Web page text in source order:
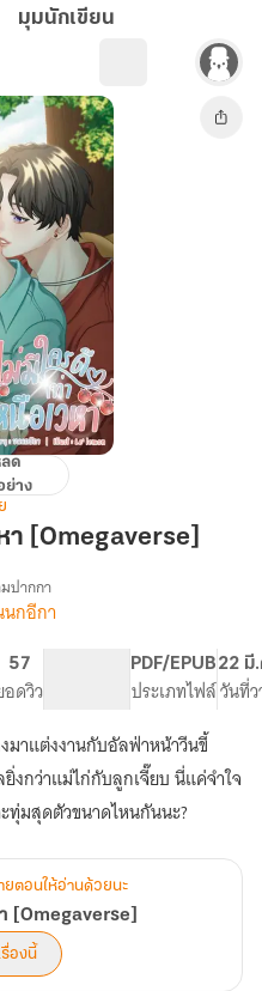
มุมนักเขียน
ลด
ย่าง
า [Omegaverse]
อง
ร
า
หา
ปากกา
กอีกา
57
ดวิว
PDF/EPUB
ประเภทไฟล์
22 มี
วันที่
มาแต่งงานกับอัลฟ่าหน้าวีนขี้
งกว่าแม่ไก่กับลูกเจี๊ยบ นี่แค่จำใจ
ทุ่มสุดตัวขนาดไหนกันนะ?
ยตอนให้อ่านด้วยนะ
[Omegaverse]
องนี้